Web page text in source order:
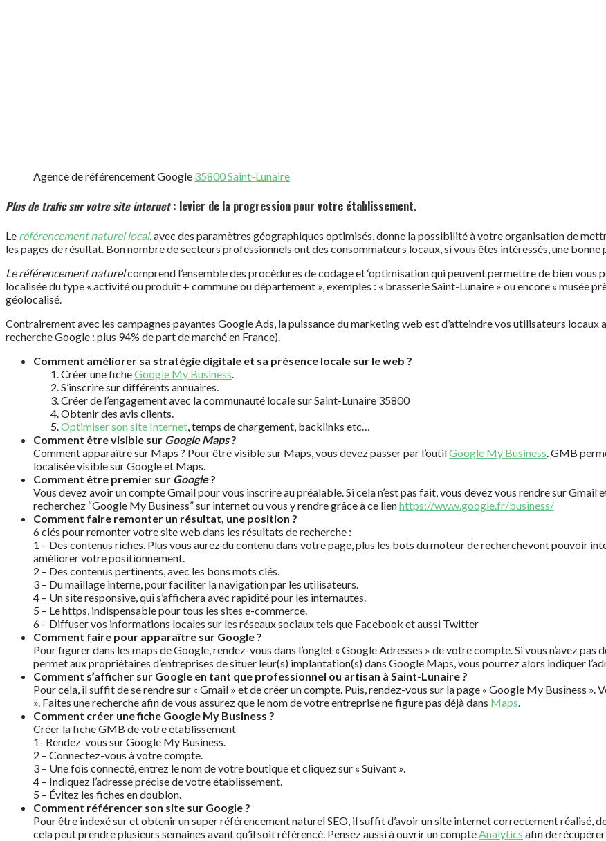
Agence de référencement Google 35800 Saint-Lunaire
Plus de trafic sur votre site internet: levier de la progression pour votre établissement.
Le référencement naturel local, avec des paramètres géographiques optimisés, donne la possibilité à votre organisation de
les pages de résultat. Bon nombre de secteurs professionnels ont des consommateurs locaux, si vous êtes intéressés, une
Le référencement naturelcomprend l’ensemble des procédures de codage et ‘optimisation qui peuvent permettre de bien vous
localisée du type « activité ou produit + commune ou département », exemples : « brasserie Saint-Lunaire » ou encore « musée
géolocalisé.
Contrairement avec les campagnes payantes Google Ads, la puissance du marketing web est d’atteindre vos utilisateurs
recherche Google : plus 94% de part de marché en France).
Comment améliorer sa stratégie digitale et sa présence locale sur le web ?
Créer une ficheGoogle My Business.
S’inscrire sur différents annuaires.
Créer de l’engagement avec la communauté locale sur Saint-Lunaire 35800
Obtenir des avis clients.
Optimiser son site Internet, temps de chargement, backlinks etc…
Comment être visible sur Google Maps?
Comment apparaître sur Maps ? Pour être visible sur Maps, vous devez passer par l’outilGoogle My Business. GMB
localisée visible sur Google et Maps.
Comment être premier sur Google?
Vous devez avoir un compte Gmail pour vous inscrire au préalable. Si cela n’est pas fait, vous devez vous rendre sur
recherchez “Google My Business” sur internet ou vous y rendre grâce à ce lienhttps://www.google.fr/business/
Comment faire remonter un résultat, une position ?
6 clés pour remonter votre site web dans les résultats de recherche :
1 – Des contenus riches. Plus vous aurez du contenu dans votre page, plus les bots du moteur de recherchevont pouvoir
améliorer votre positionnement.
2 – Des contenus pertinents, avec les bons mots clés.
3 – Du maillage interne, pour faciliter la navigation par les utilisateurs.
4 – Un site responsive, qui s’affichera avec rapidité pour les internautes.
5 – Le https, indispensable pour tous les sites e-commerce.
6 – Diffuser vos informations locales sur les réseaux sociaux tels que Facebook et aussi Twitter
Comment faire pour apparaître sur Google ?
Pour figurer dans les maps de Google, rendez-vous dans l’onglet « Google Adresses » de votre compte. Si vous n’avez pas
permet aux propriétaires d’entreprises de situer leur(s) implantation(s) dans Google Maps, vous pourrez alors indiquer
Comment s’afficher sur Google en tant que professionnel ou artisan à Saint-Lunaire ?
Pour cela, il suffit de se rendre sur « Gmail » et de créer un compte. Puis, rendez-vous sur la page « Google My Business
». Faites une recherche afin de vous assurez que le nom de votre entreprise ne figure pas déjà dans Maps.
Comment créer une fiche Google My Business ?
Créer la fiche GMB de votre établissement
1- Rendez-vous sur Google My Business.
2 – Connectez-vous à votre compte.
3 – Une fois connecté, entrez le nom de votre boutique et cliquez sur « Suivant ».
4 – Indiquez l’adresse précise de votre établissement.
5 – Évitez les fiches en doublon.
Comment référencer son site sur Google ?
Pour être indexé sur et obtenir un super référencement naturel SEO, il suffit d’avoir un site internet correctement réalisé,
cela peut prendre plusieurs semaines avant qu’il soit référencé. Pensez aussi à ouvrir un compteAnalytics afin de